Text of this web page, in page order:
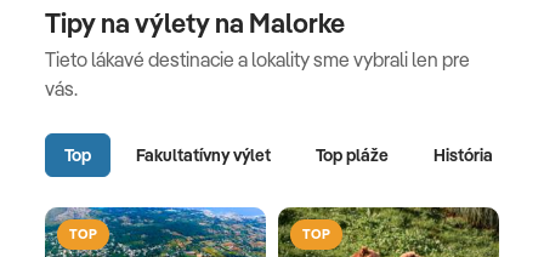
Tipy na výlety na Malorke
Tieto lákavé destinacie a lokality sme vybrali len pre
vás.
Top Fakultatívny výlet Top pláže História
TOP TOP